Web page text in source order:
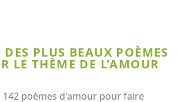
PLUS BEAUX POÈMES
LE THÈME DE L'AMOUR
142 poèmes d'amour pour faire